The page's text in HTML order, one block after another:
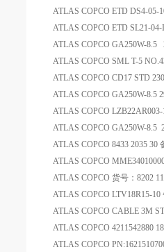
ATLAS COPCO ETD DS4-05-
ATLAS COPCO ETD SL21-
ATLAS COPCO GA250W-8.5
ATLAS COPCO SML T-5
ATLAS COPCO CD17 STD
ATLAS COPCO GA250W-8.5
ATLAS COPCO
ATLAS COPCO GA250W-8.5
ATLAS COPCO 8433 2035 30
ATLAS COPCO
ATLAS COPCO 货号：8202
ATLAS COPCO LTV18R15-10
ATLAS COPCO CABLE 3M
ATLAS COPCO 4211542880
ATLAS COPCO